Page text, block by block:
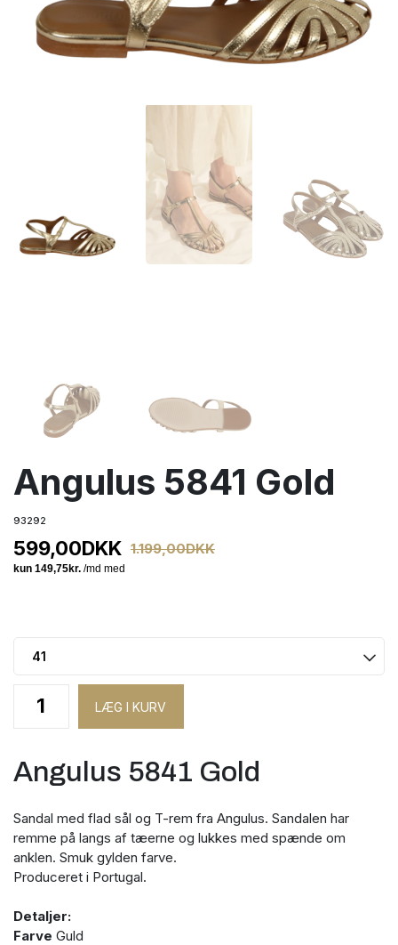
Angulus 5841 Gold
93292
599,00DKK 1.199,00DKK
Angulus 5841 Gold
Sandal med flad sål og T-rem fra Angulus. Sandalen har
remme på langs af tæerne og lukkes med spænde om
anklen. Smuk gylden farve.
Produceret i Portugal.
Detaljer:
Farve Guld